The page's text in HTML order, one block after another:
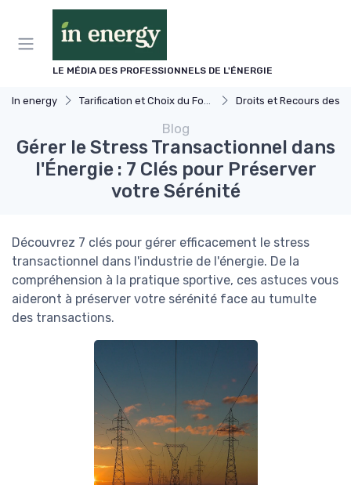
LE MÉDIA DES PROFESSIONNELS DE L'ÉNERGIE
In energy Tarification et Choix du Fournisseur Droits et Recours des
Blog
Gérer le Stress Transactionnel dans
l'Énergie : 7 Clés pour Préserver
votre Sérénité
Découvrez 7 clés pour gérer efficacement le stress
transactionnel dans l'industrie de l'énergie. De la
compréhension à la pratique sportive, ces astuces vous
aideront à préserver votre sérénité face au tumulte
des transactions.
Panneau de gestion des cookies